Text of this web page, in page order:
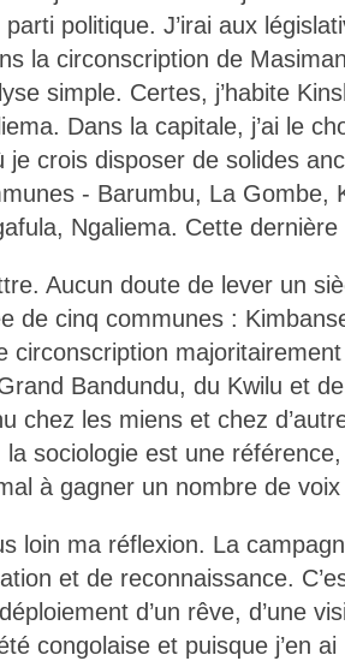
parti politique. J’irai aux
la circonscription de
simple. Certes, j’habite
Dans la capitale, j’ai le
je crois disposer de solides
- Barumbu, La Gombe,
Ngaliema. Cette dernière
Aucun doute de lever un
de cinq communes :
circonscription
Bandundu, du Kwilu et
chez les miens et chez
sociologie est une
à gagner un nombre de
loin ma réflexion. La
et de reconnaissance.
d’un rêve, d’une
congolaise et puisque j’en